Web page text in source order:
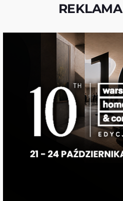
REKLAMA